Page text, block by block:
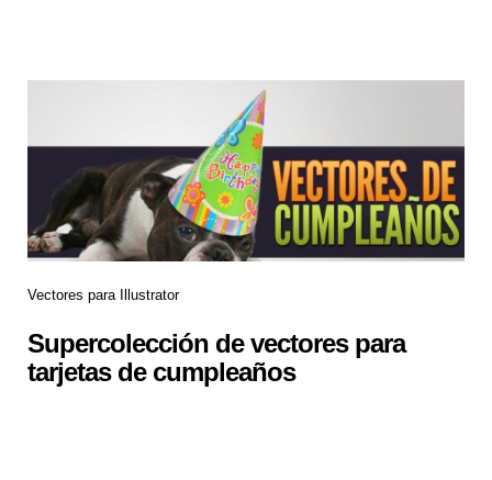
Vectores para Illustrator
Supercolección de vectores para
tarjetas de cumpleaños